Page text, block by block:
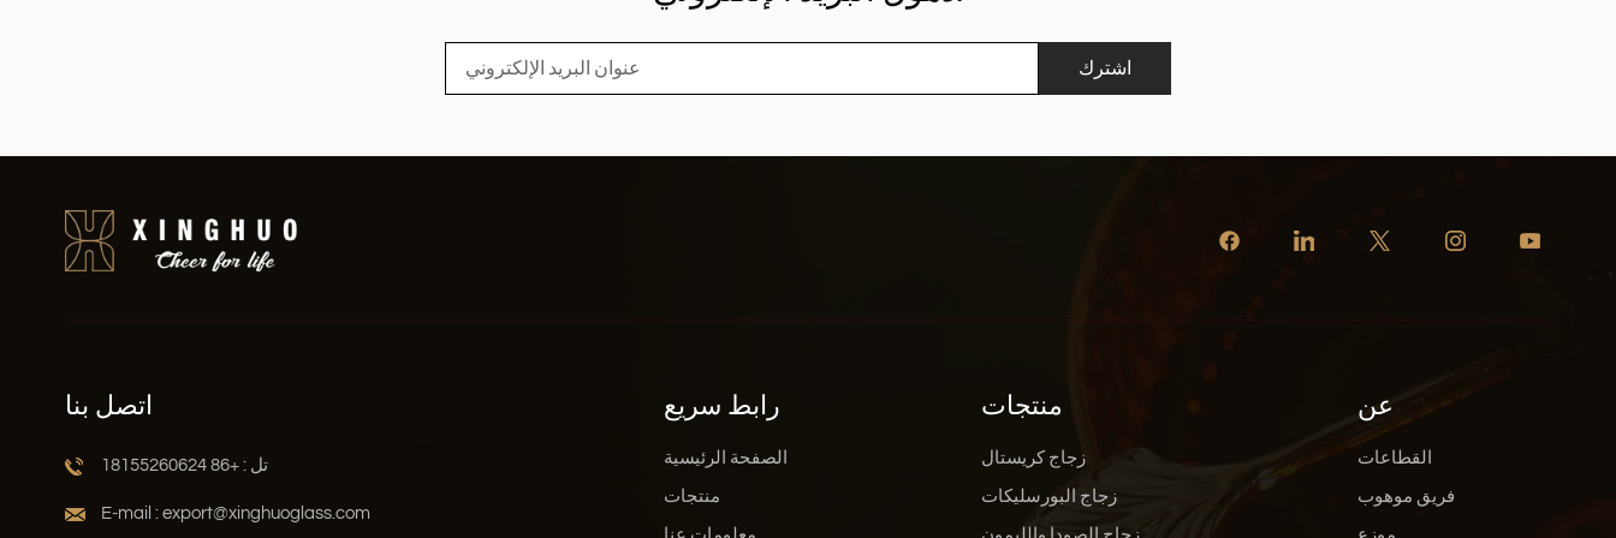
اشترك
اتصل بنا
تل : +86 18155260624
E-mail : export@xinghuoglass.com
رابط سريع
الصفحة الرئيسية
منتجات
منتجات
زجاج كريستال
زجاج البورسليكات
عن
القطاعات
فريق موهوب